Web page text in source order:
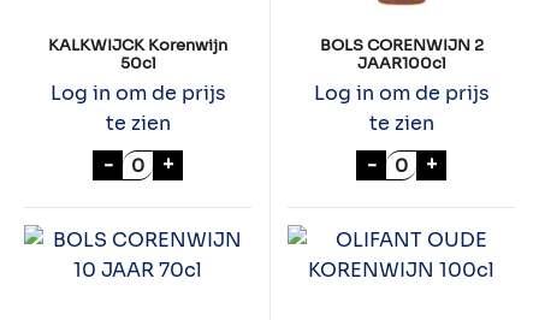
KALKWIJCK Korenwijn
50cl
Log in om de prijs
te zien
- KALKWIJCK Korenwijn 50cl aantal
+
BOLS CORENWIJN 2
JAAR100cl
Log in om de prijs
te zien
- BOLS
+